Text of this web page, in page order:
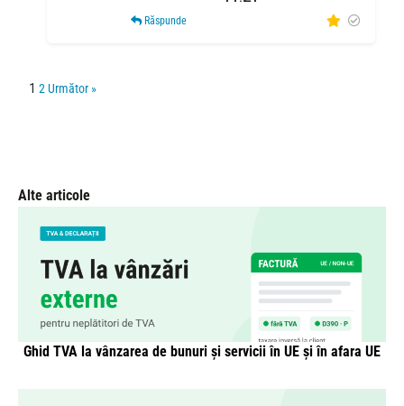
Răspunde
1 2 Următor »
Alte articole
Ghid TVA la vânzarea de bunuri și servicii în UE și în afara UE